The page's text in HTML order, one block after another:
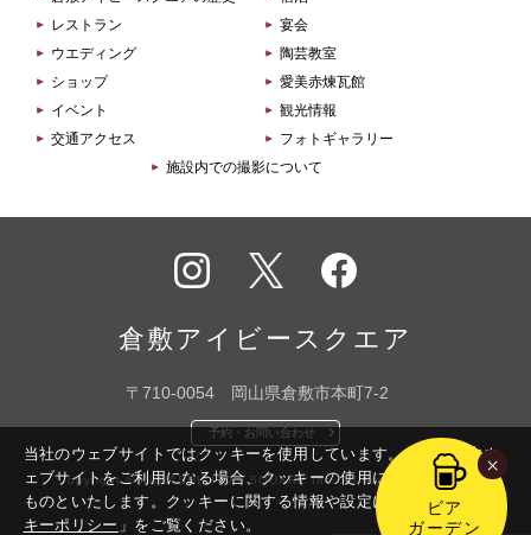
ビア
ガーデン
×
レストラン
宴会
ウエディング
陶芸教室
ショップ
愛美赤煉瓦館
イベント
観光情報
交通アクセス
フォトギャラリー
施設内での撮影について
タグラ
ム
スブッ
ク
倉敷アイビースクエア
〒710-0054 岡山県倉敷市本町7-2
予約・お問い合わせ
Copyright © KURASHIKI IVY SQUARE Inc. All Rights Reserved.
当社のウェブサイトではクッキーを使用しています。このまま本ウ
ェブサイトをご利用になる場合、クッキーの使用に同意いただいた
ものといたします。 クッキーに関する情報や設定については「
キーポリシー 」をご覧ください。